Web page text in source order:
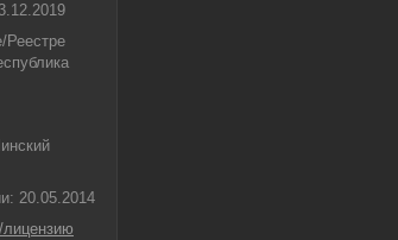
Реестре
20.05.2014